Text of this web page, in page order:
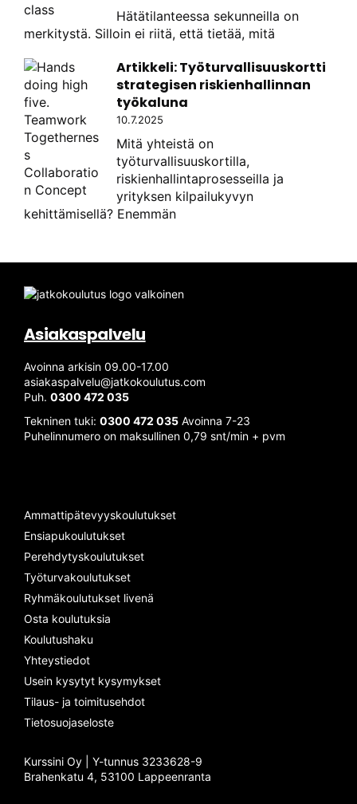
Hätätilanteessa sekunneilla on
merkitystä. Silloin ei riitä, että tietää, mitä
Artikkeli: Työturvallisuuskortti
strategisen riskienhallinnan
työkaluna
10.7.2025
Mitä yhteistä on
työturvallisuuskortilla,
riskienhallintaprosesseilla ja
yrityksen kilpailukyvyn
kehittämisellä? Enemmän
Asiakaspalvelu
Avoinna arkisin 09.00-17.00
asiakaspalvelu@jatkokoulutus.com
Puh. 0300 472 035
Tekninen tuki: 0300 472 035 Avoinna 7-23
Puhelinnumero on maksullinen 0,79 snt/min + pvm
Ammattipätevyyskoulutukset
Ensiapukoulutukset
Perehdytyskoulutukset
Työturvakoulutukset
Ryhmäkoulutukset livenä
Osta koulutuksia
Koulutushaku
Yhteystiedot
Usein kysytyt kysymykset
Tilaus- ja toimitusehdot
Tietosuojaseloste
Kurssini Oy | Y-tunnus 3233628-9
Brahenkatu 4, 53100 Lappeenranta